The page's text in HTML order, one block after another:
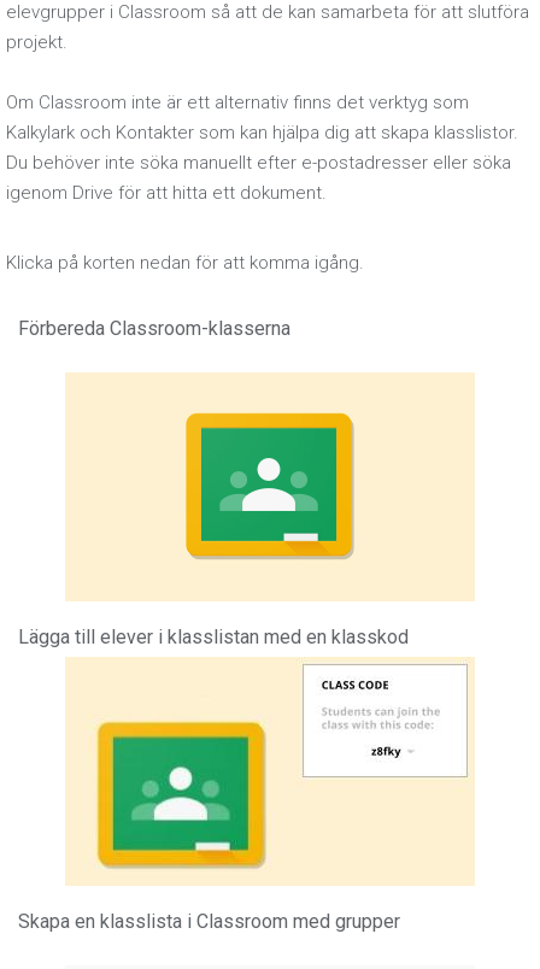
elevgrupper i Classroom så att de kan samarbeta för att slutföra
projekt.
Om Classroom inte är ett alternativ finns det verktyg som
Kalkylark och Kontakter som kan hjälpa dig att skapa klasslistor.
Du behöver inte söka manuellt efter e-postadresser eller söka
igenom Drive för att hitta ett dokument.
Klicka på korten nedan för att komma igång.
Förbereda Classroom-klasserna
Lägga till elever i klasslistan med en klasskod
Skapa en klasslista i Classroom med grupper